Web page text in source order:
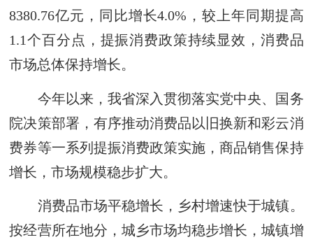
8380.76亿元，同比增长4.0%，较上年同期提高
1.1个百分点，提振消费政策持续显效，消费品
市场总体保持增长。
今年以来，我省深入贯彻落实党中央、国务
院决策部署，有序推动消费品以旧换新和彩云消
费券等一系列提振消费政策实施，商品销售保持
增长，市场规模稳步扩大。
消费品市场平稳增长，乡村增速快于城镇。
按经营所在地分，城乡市场均稳步增长，城镇增